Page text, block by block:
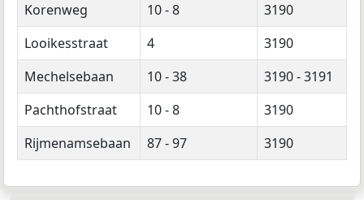
Korenweg
10 - 8
3190
Looikesstraat
4
3190
Mechelsebaan
10 - 38
3190 - 3191
Pachthofstraat
10 - 8
3190
Rijmenamsebaan
87 - 97 3190